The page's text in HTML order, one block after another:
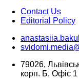
Contact Us
Editorial Policy
79026,
корп. Б, Офіс 1